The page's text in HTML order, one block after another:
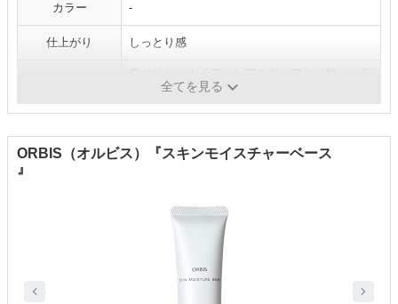
カラー -
仕上がり しっとり感
ミドなど全てを見る
ORBIS（オルビス）『スキンモイスチャーベース
』